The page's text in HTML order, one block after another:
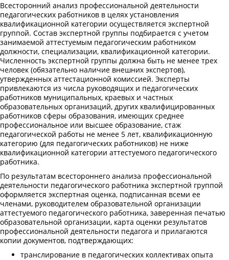
Всесторонний анализ профессиональной деятельности
педагогических работников в целях установления
квалификационной категории осуществляется экспертной
группой. Состав экспертной группы подбирается с учетом
занимаемой аттестуемым педагогическим работником
должности, специализации, квалификационной категории.
Численность экспертной группы должна быть не менее трех
человек (обязательно наличие внешних экспертов),
утвержденных аттестационной комиссией. Эксперты
привлекаются из числа руководящих и педагогических
работников муниципальных, краевых и частных
образовательных организаций, других квалифицированных
работников сферы образования, имеющих среднее
профессиональное или высшее образование, стаж
педагогической работы не менее 5 лет, квалификационную
категорию (для педагогических работников) не ниже
квалификационной категории аттестуемого педагогического
работника.
По результатам всестороннего анализа профессиональной
деятельности педагогического работника экспертной группой
оформляется экспертная оценка, подписанная всеми ее
членами, руководителем образовательной организации
аттестуемого педагогического работника, заверенная печатью
образовательной организации, карта оценки результатов
профессиональной деятельности педагога и прилагаются
копии документов, подтверждающих:
транслирование в педагогических коллективах опыта